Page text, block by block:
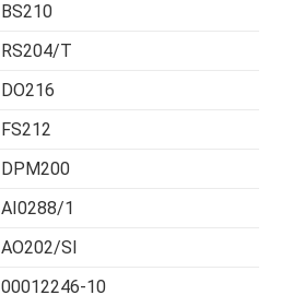
BS210
RS204/T
DO216
FS212
DPM200
AI0288/1
AO202/SI
00012246-10